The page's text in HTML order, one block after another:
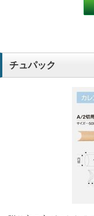
チュパック